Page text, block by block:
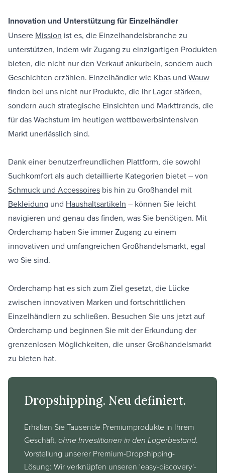
Innovation und Unterstützung für Einzelhändler
Unsere Mission ist es, die Einzelhandelsbranche zu
unterstützen, indem wir Zugang zu einzigartigen Produkten
bieten, die nicht nur den Verkauf ankurbeln, sondern auch
Geschichten erzählen. Einzelhändler wie Kbas und Wauw
finden bei uns nicht nur Produkte, die ihr Lager stärken,
sondern auch strategische Einsichten und Markttrends, die
für das Wachstum im heutigen wettbewerbsintensiven
Markt unerlässlich sind.
Dank einer benutzerfreundlichen Plattform, die sowohl
Suchkomfort als auch detaillierte Kategorien bietet – von
Schmuck und Accessoires bis hin zu Großhandel mit
Bekleidung und Haushaltsartikeln – können Sie leicht
navigieren und genau das finden, was Sie benötigen. Mit
Orderchamp haben Sie immer Zugang zu einem
innovativen und umfangreichen Großhandelsmarkt, egal
wo Sie sind.
Orderchamp hat es sich zum Ziel gesetzt, die Lücke
zwischen innovativen Marken und fortschrittlichen
Einzelhändlern zu schließen. Besuchen Sie uns jetzt auf
Orderchamp und beginnen Sie mit der Erkundung der
grenzenlosen Möglichkeiten, die unser Großhandelsmarkt
zu bieten hat.
Dropshipping. Neu definiert.
Erhalten Sie Tausende Premiumprodukte in Ihrem
Geschäft, ohne Investitionen in den Lagerbestand.
Vorstellung unserer Premium-Dropshipping-
Lösung: Wir verknüpfen unseren 'easy-discovery'-